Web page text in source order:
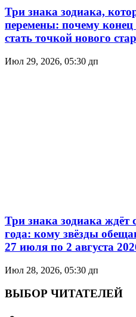
Три знака зодиака,
перемены: почему
стать точкой нового
Июл 29, 2026, 05:30 дп
Три знака зодиака ждёт
года: кому звёзды
27 июля по 2 августа
Июл 28, 2026, 05:30 дп
ВЫБОР ЧИТАТЕЛЕЙ